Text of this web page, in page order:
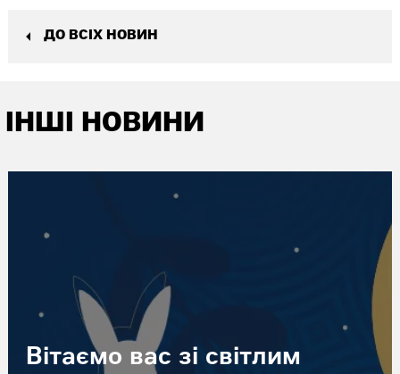
ДО ВСІХ НОВИН
ІНШІ НОВИНИ
Вітаємо вас зі світлим